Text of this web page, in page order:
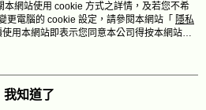
網站使用 cookie 方式之詳情，及若您不希
更電腦的 cookie 設定，請參閱本網站「 隱私
用本網站即表示您同意本公司得按本網站使
我知道了